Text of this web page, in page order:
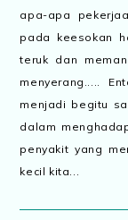
apa-apa
pada keesokan
teruk dan
menyerang.....
menjadi begitu
dalam
penyakit yang
kecil kita...